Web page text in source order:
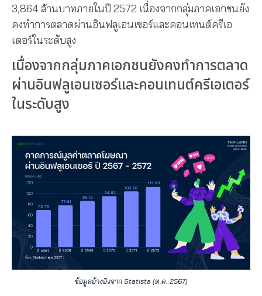
3,864 ล้านบาทภายในปี 2572 เนื่องจากกลุ่มภาคเอกชนยัง
คงทำการตลาดผ่านอินฟลูเอนเซอร์และคอนเทนต์ครีเอ
เตอร์ในระดับสูง
เนื่องจากกลุ่มภาคเอกชนยังคงทำการตลาด
ผ่านอินฟลูเอนเซอร์และคอนเทนต์ครีเอเตอร์
ในระดับสูง
ข้อมูลอ้างอิงจาก Statista (ต.ค. 2567)